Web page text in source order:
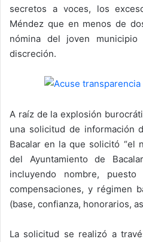
secretos a voces, los
Méndez que en menos de
nómina del joven municipio
discreción.
A raíz de la explosión
una solicitud de información
Bacalar en la que solicitó “el
del Ayuntamiento de
incluyendo nombre, puesto
compensaciones, y régimen
(base, confianza, honorarios,
La solicitud se realizó a